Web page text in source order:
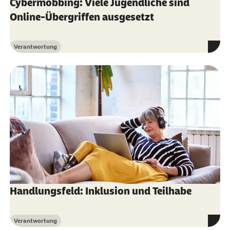
Cybermobbing: Viele Jugendliche sind
Online-Übergriffen ausgesetzt
Kategorie
Verantwortung
Handlungsfeld: Inklusion und Teilhabe
Kategorie
Verantwortung